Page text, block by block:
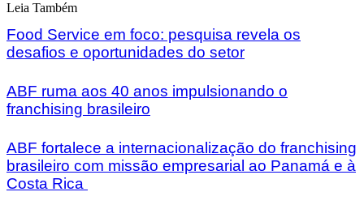
Leia Também
Food Service em foco: pesquisa revela os
desafios e oportunidades do setor
ABF ruma aos 40 anos impulsionando o
franchising brasileiro
ABF fortalece a internacionalização do franchising
brasileiro com missão empresarial ao Panamá e à
Costa Rica